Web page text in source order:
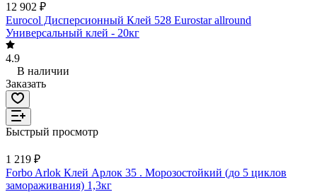
12 902 ₽
Eurocol Дисперсионный Клей 528 Eurostar allround
Универсальный клей - 20кг
4.9
В наличии
Заказать
Быстрый просмотр
1 219 ₽
Forbo Arlok Клей Арлок 35 . Морозостойкий (до 5 циклов
замораживания) 1,3кг